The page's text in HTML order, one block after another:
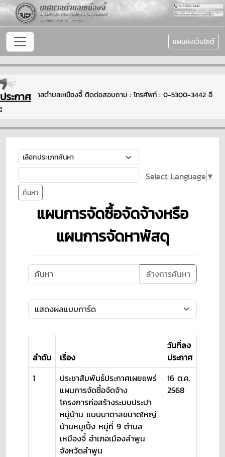
แผนผังเว็บไซต์
ประกาศ
:
าสู่เทศบาลตำบลเหมืองจี้ ติดต่อสอบถาม : โทรศัพท์ : 0-5300-3442 อีเมล์ :
ค้นหา
Select Language ▼
แผนการจัดซื้อจัดจ้างหรือ
แผนการจัดหาพัสดุ
ล้างการค้นหา
ลำดับ เรื่อง
วันที่ลง
ประกาศ
1
ประชาสัมพันธ์ประกาศเผยแพร่
แผนการจัดซื้อจัดจ้าง
โครงการก่อสร้างระบบประปา
หมู่บ้าน แบบบาดาลขนาดใหญ่
บ้านหมูเปิ้ง หมู่ที่ 9 ตำบล
เหมืองจี้ อำเภอเมืองลำพูน
จังหวัดลำพูน
16 ต.ค.
2568